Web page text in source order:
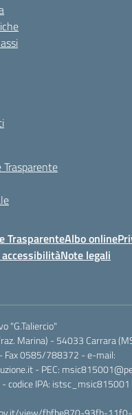
TrasparenteAlbo online
Note legali
"G.Taliercio"
Marina) - 54033 Carrara
0585/788372 - e-mail:
- PEC:
codice IPA: istsc_msic815001